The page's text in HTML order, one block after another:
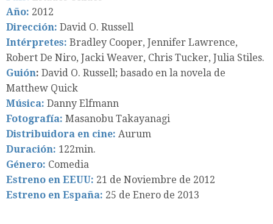
Año: 2012
Dirección: David O. Russell
Intérpretes: Bradley Cooper, Jennifer Lawrence,
Robert De Niro, Jacki Weaver, Chris Tucker, Julia Stiles.
Guión: David O. Russell; basado en la novela de
Matthew Quick
Música: Danny Elfmann
Fotografía: Masanobu Takayanagi
Distribuidora en cine: Aurum
Duración: 122min.
Género: Comedia
Estreno en EEUU: 21 de Noviembre de 2012
Estreno en España: 25 de Enero de 2013